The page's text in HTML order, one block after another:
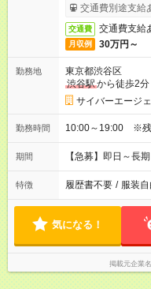
交通費別途支給
交通費 交通費支給
月収例 30万円～
勤務地
東京都渋谷区
渋谷駅から徒歩2分
サイバーエージ
勤務時間 10:00～19:00 ※残
期間 【急募】即日～長
特徴 履歴書不要 / 服装自
気になる！
掲載元企業名